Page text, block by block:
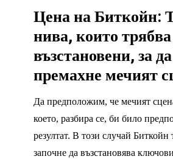
Цена на Биткойн:
нива, които
възстановени, за
премахне мечият
Да предположим, че мечият
което, разбира се, би било
резултат. В този случай Биткойн
започне да възстановява